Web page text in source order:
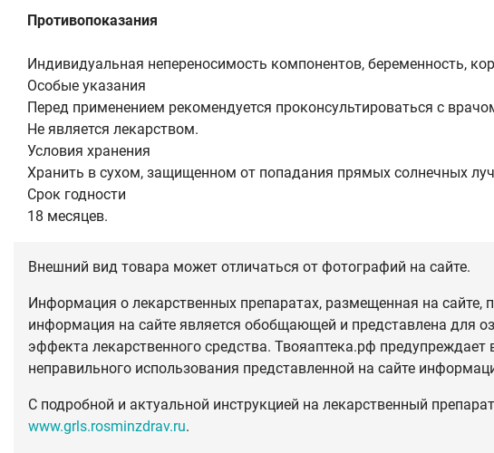
Противопоказания
Индивидуальная непереносимость компонентов, беременность,
Особые указания
Перед применением рекомендуется проконсультироваться с
Не является лекарством.
Условия хранения
Хранить в сухом, защищенном от попадания прямых солнечных
Срок годности
18 месяцев.
Внешний вид товара может отличаться от фотографий на сайте.
Информация о лекарственных препаратах, размещенная на
информация на сайте является обобщающей и представлена для
эффекта лекарственного средства. Твояаптека.рф
неправильного использования представленной на сайте
С подробной и актуальной инструкцией на лекарственный
www.grls.rosminzdrav.ru.